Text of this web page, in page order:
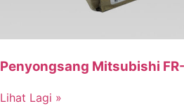
Penyongsang Mitsubishi
Lihat Lagi »